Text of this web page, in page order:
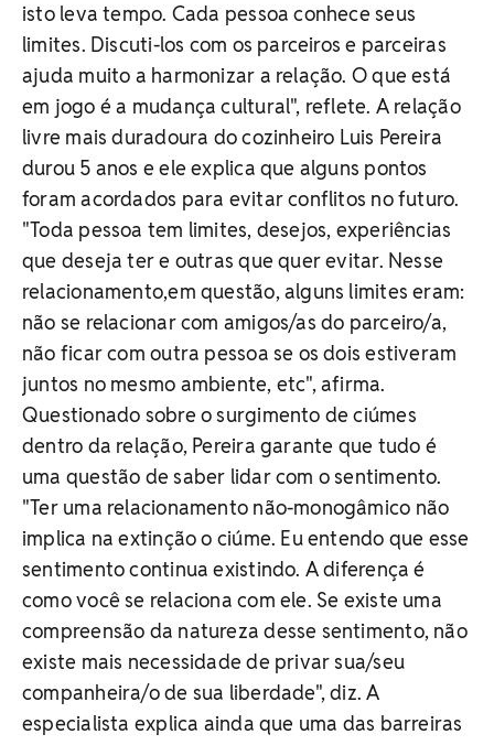
isto leva tempo. Cada pessoa conhece seus
limites. Discuti-los com os parceiros e parceiras
ajuda muito a harmonizar a relação. O que está
em jogo é a mudança cultural", reflete. A relação
livre mais duradoura do cozinheiro Luis Pereira
durou 5 anos e ele explica que alguns pontos
foram acordados para evitar conflitos no futuro.
"Toda pessoa tem limites, desejos, experiências
que deseja ter e outras que quer evitar. Nesse
relacionamento,em questão, alguns limites eram:
não se relacionar com amigos/as do parceiro/a,
não ficar com outra pessoa se os dois estiveram
juntos no mesmo ambiente, etc", afirma.
Questionado sobre o surgimento de ciúmes
dentro da relação, Pereira garante que tudo é
uma questão de saber lidar com o sentimento.
"Ter uma relacionamento não-monogâmico não
implica na extinção o ciúme. Eu entendo que esse
sentimento continua existindo. A diferença é
como você se relaciona com ele. Se existe uma
compreensão da natureza desse sentimento, não
existe mais necessidade de privar sua/seu
companheira/o de sua liberdade", diz. A
especialista explica ainda que uma das barreiras